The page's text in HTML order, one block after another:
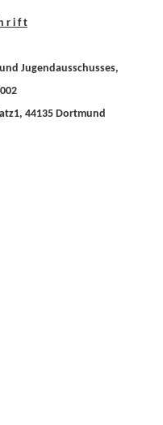
r i f t
Jugendausschusses,
44135 Dortmund